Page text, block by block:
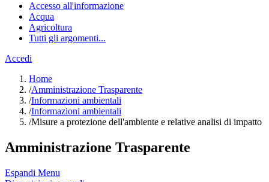
Accesso all'informazione
Acqua
Agricoltura
Tutti gli argomenti...
Accedi
Home
/Amministrazione Trasparente
/Informazioni ambientali
/Informazioni ambientali
/Misure a protezione dell'ambiente e relative analisi di impatto
Amministrazione Trasparente
Espandi Menu